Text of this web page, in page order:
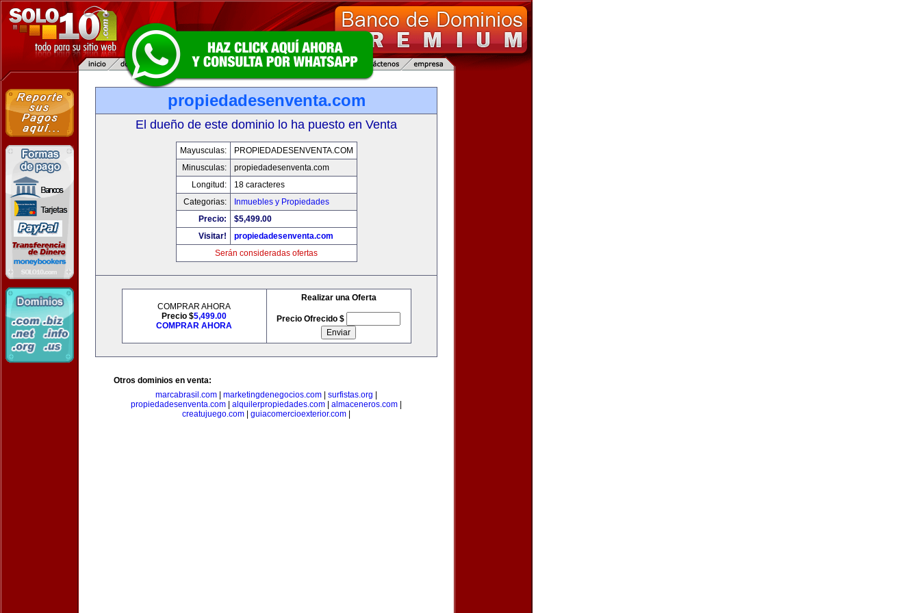
propiedadesenventa.com
El dueño de este dominio lo ha puesto en Venta
Mayusculas:
PROPIEDADESENVENTA.COM
Minusculas:
propiedadesenventa.com
Longitud:
18 caracteres
Categorias:
Inmuebles y Propiedades
Precio:
$5,499.00
Visitar!
propiedadesenventa.com
Serán consideradas ofertas
COMPRAR AHORA
Precio $5,499.00
COMPRAR AHORA
Realizar una Oferta
Precio Ofrecido $
Otros dominios en venta:
marcabrasil.com
marketingdenegocios.com surfistas.org
propiedadesenventa.com
alquilerpropiedades.com almaceneros.com
creatujuego.com
guiacomercioexterior.com